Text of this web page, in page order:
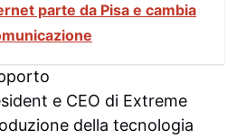
parte da Pisa e cambia
e CEO di Extreme
della tecnologia